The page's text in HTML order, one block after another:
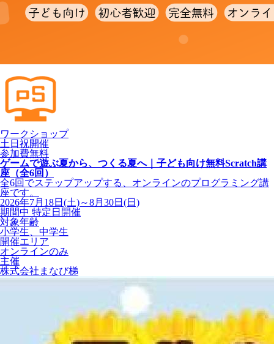
ワークショップ
土日祝開催
参加費無料
ゲームで遊ぶ夏から、つくる夏へ｜子ども向け無料Scratch講
座（全6回）
全6回でステップアップする、オンラインのプログラミング講
座です。
2026年7月18日(土)～8月30日(日)
期間中 特定日開催
対象年齢
小学生、中学生
開催エリア
オンラインのみ
主催
株式会社まなび梯